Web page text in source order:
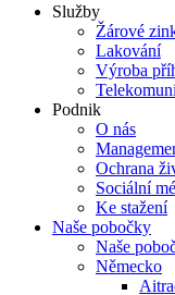
Služby
Žárové
Lakování
Výroba
Podnik
O nás
Ochrana
Sociální
Ke stažení
Naše pobočky
Naše
Německo